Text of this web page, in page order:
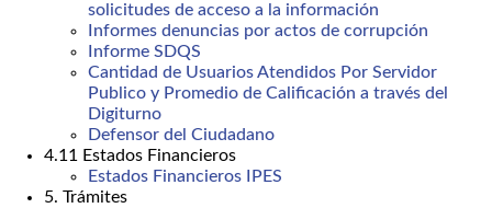
solicitudes de acceso a la información
Informes denuncias por actos de corrupción
Informe SDQS
Cantidad de Usuarios Atendidos Por Servidor
Publico y Promedio de Calificación a través del
Digiturno
Defensor del Ciudadano
4.11 Estados Financieros
Estados Financieros IPES
5. Trámites